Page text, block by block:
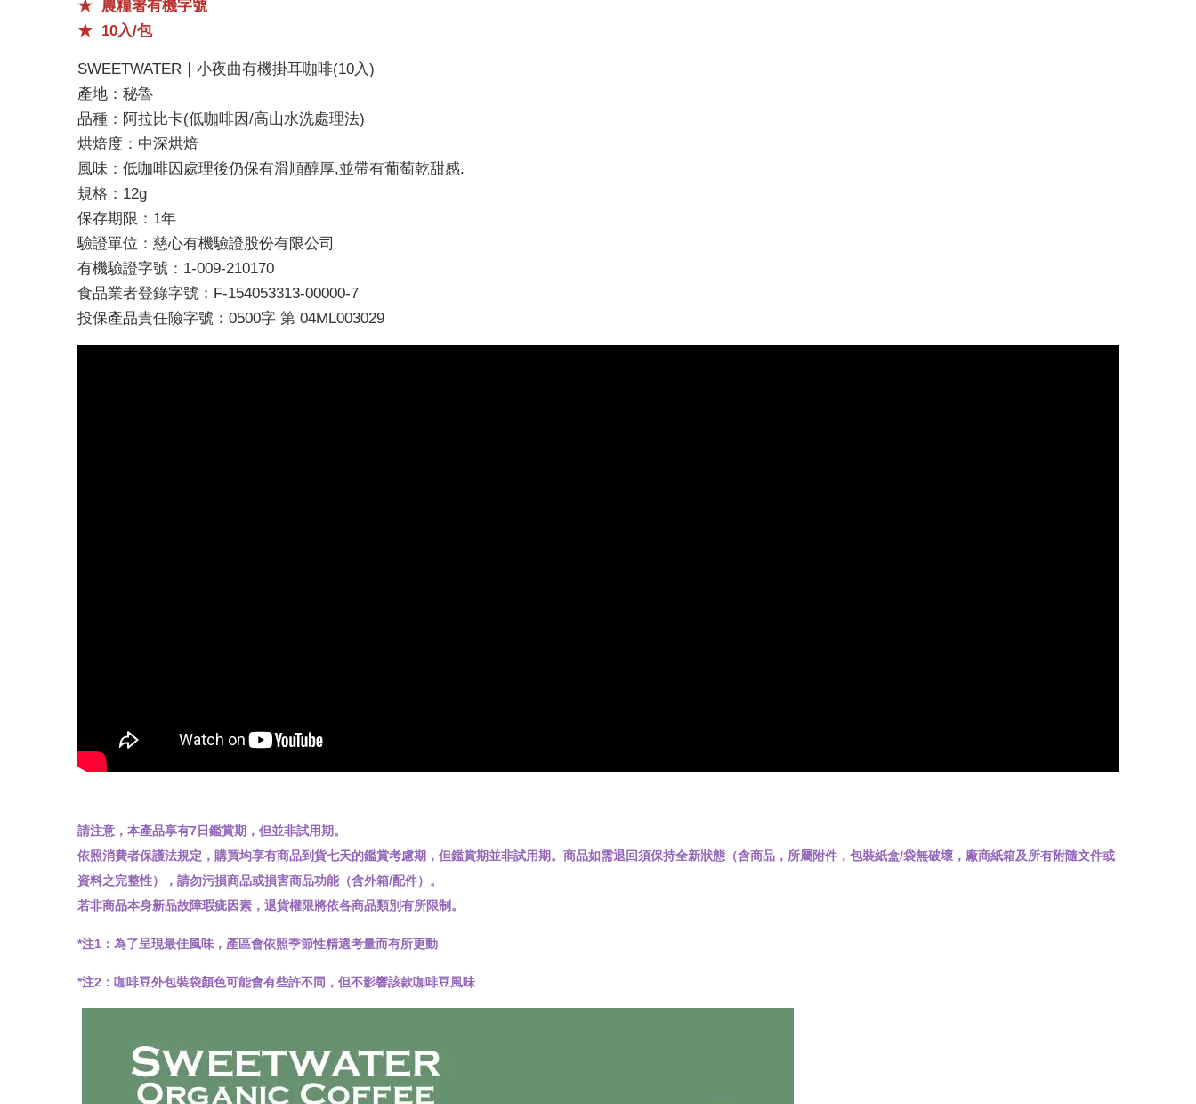
★ 農糧署有機字號
★ 10入/包
SWEETWATER｜小夜曲有機掛耳咖啡(10入)
產地：秘魯
品種：阿拉比卡(低咖啡因/高山水洗處理法)
烘焙度：中深烘焙
風味：低咖啡因處理後仍保有滑順醇厚,並帶有葡萄乾甜感.
規格：12g
保存期限：1年
驗證單位：慈心有機驗證股份有限公司
有機驗證字號：1-009-210170
食品業者登錄字號：F-154053313-00000-7
投保產品責任險字號：0500字 第 04ML003029
請注意，本產品享有7日鑑賞期，但並非試用期。
依照消費者保護法規定，購買均享有商品到貨七天的鑑賞考慮期，但鑑賞期並非試用期。商品如需退回須保持全新狀態（含商品，所屬附件，包裝紙盒/袋無破壞，廠商紙箱及所有附隨文件或
資料之完整性），請勿污損商品或損害商品功能（含外箱/配件）。
若非商品本身新品故障瑕疵因素，退貨權限將依各商品類別有所限制。
*注1：為了呈現最佳風味，產區會依照季節性精選考量而有所更動
*注2：咖啡豆外包裝袋顏色可能會有些許不同，但不影響該款咖啡豆風味